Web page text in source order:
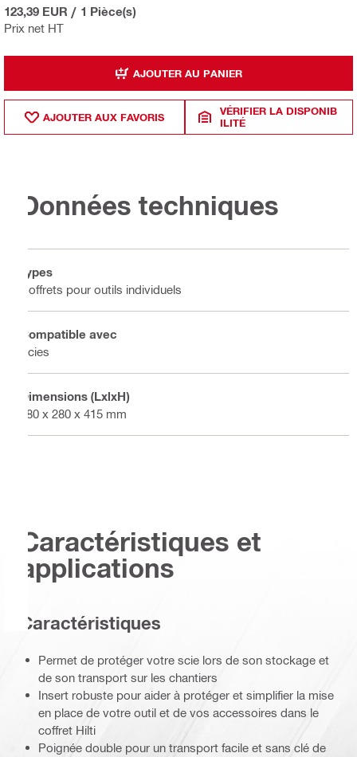
Prix net HT
123,39 EUR / 1 Pièce(s)
AJOUTER AU PANIER
AJOUTER AUX FAVORIS
VÉRIFIER LA DISPONIB
ILITÉ
Données techniques
Types
Coffrets pour outils individuels
Compatible avec
Scies
Dimensions (LxlxH)
580 x 280 x 415 mm
Caractéristiques et
applications
Caractéristiques
Permet de protéger votre scie lors de son stockage et
de son transport sur les chantiers
Insert robuste pour aider à protéger et simplifier la mise
en place de votre outil et de vos accessoires dans le
coffret Hilti
Poignée double pour un transport facile et sans clé de